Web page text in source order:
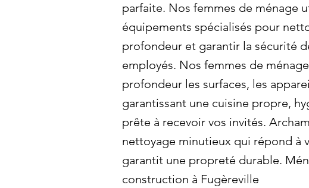
parfaite. Nos femmes de ménage
équipements spécialisés pour
profondeur et garantir la sécurité
employés. Nos femmes de
profondeur les surfaces, les
garantissant une cuisine propre,
prête à recevoir vos invités.
nettoyage minutieux qui répond à
garantit une propreté durable.
construction à Fugèreville